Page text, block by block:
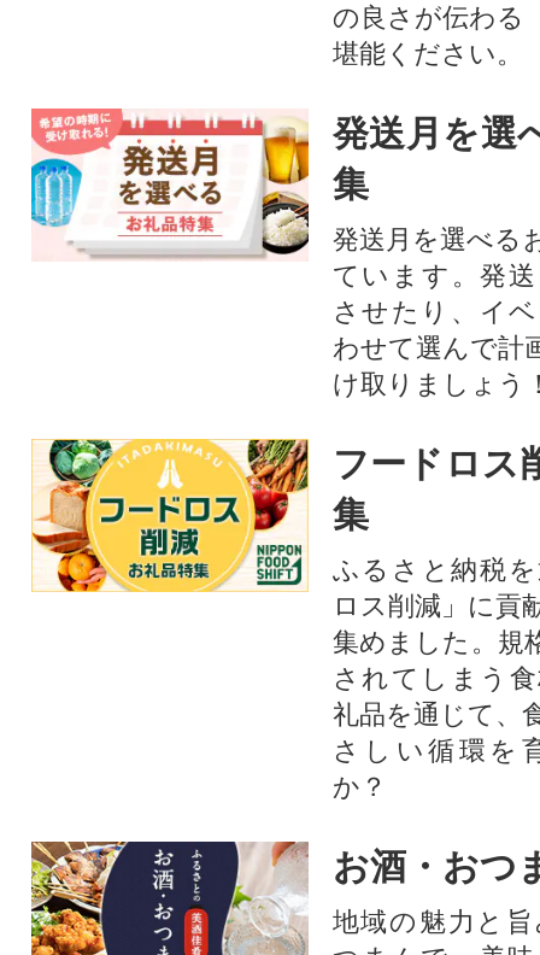
の良さが伝わる
堪能ください。
発送月を選
集
発送月を選べる
ています。発
させたり、イ
わせて選んで計
け取りましょう
フードロス
集
ふるさと納税
ロス削減」に貢
集めました。規
されてしまう
礼品を通じて、
さしい循環を
か？​
お酒・おつ
地域の魅力と